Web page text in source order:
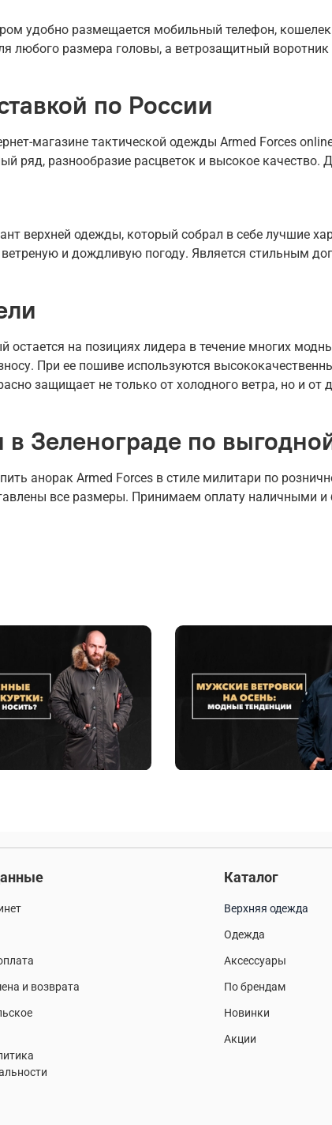
удобно размещается мобильный телефон,
размера головы, а ветрозащитный воротник
по России
магазине тактической одежды Armed Forces
ряд, разнообразие расцветок и высокое качество.
верхней одежды, который собрал в себе лучшие
и дождливую погоду. Является стильным
на позициях лидера в течение многих
При ее пошиве используются
защищает не только от холодного ветра, но и
Зеленограде по
анорак Armed Forces в стиле милитари по
все размеры. Принимаем оплату наличными и
и возврата
Каталог
Верхняя одежда
Одежда
Аксессуары
По брендам
Новинки
Акции